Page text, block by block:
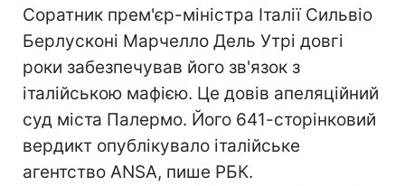
Соратник прем'єр-міністра Італії Сильвіо
Берлусконі Марчелло Дель Утрі довгі
роки забезпечував його зв'язок з
італійською мафією. Це довів апеляційний
суд міста Палермо. Його 641-сторінковий
вердикт опублікувало італійське
агентство ANSA, пише РБК.